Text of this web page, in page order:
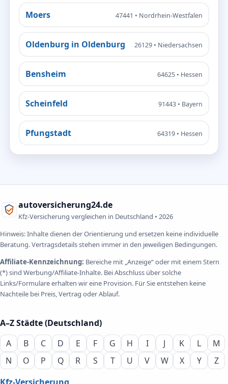
Moers 47441 • Nordrhein-Westfalen
Oldenburg in Oldenburg 26129 • Niedersachsen
Bensheim 64625 • Hessen
Scheinfeld 91443 • Bayern
Pfungstadt 64319 • Hessen
autoversicherung24.de
Kfz-Versicherung vergleichen in Deutschland • 2026
Hinweis: Inhalte dienen der Orientierung und ersetzen keine individuelle
Beratung. Vertragsdetails stehen immer in den jeweiligen Bedingungen.
Affiliate-Kennzeichnung: Bereiche mit „Anzeige“ oder mit einem Stern
(*) sind Werbung/Affiliate-Inhalte. Bei Abschluss über solche
Links/Formulare erhalten wir eine Provision. Für Sie entstehen keine
Nachteile bei Preis, Vertrag oder Ablauf.
A–Z Städte (Deutschland)
A
B C D E F G H I J K L
M
N
O P Q R S T U V W X Y
Z